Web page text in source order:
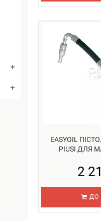
EASYOIL
PIUSI ДЛЯ
2
ДО